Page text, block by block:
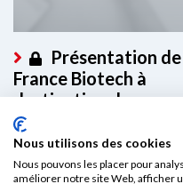
Présentation de
France Biotech à
destination des
membres
Ce contenu est réservé aux
membres. Merci de vous
Nous utilisons des cookies
Nous pouvons les placer pour
améliorer notre site Web, afficher